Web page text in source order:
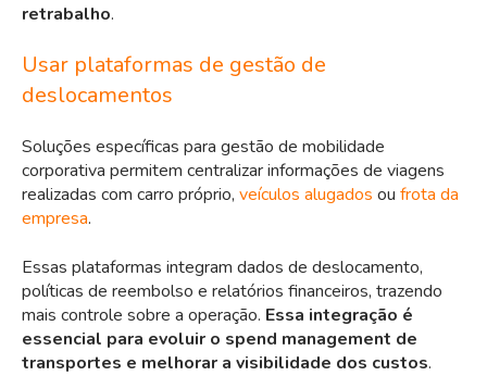
retrabalho.
Usar plataformas de gestão de
deslocamentos
Soluções específicas para gestão de mobilidade
corporativa permitem centralizar informações de viagens
realizadas com carro próprio, veículos alugados ou frota da
empresa.
Essas plataformas integram dados de deslocamento,
políticas de reembolso e relatórios financeiros, trazendo
mais controle sobre a operação. Essa integração é
essencial para evoluir o spend management de
transportes e melhorar a visibilidade dos custos.